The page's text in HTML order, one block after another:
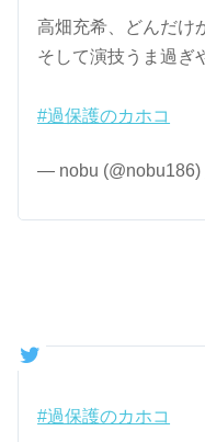
高畑充希、どんだけ
そして演技うま過ぎ
#過保護のカホコ
— nobu (@nobu186)
#過保護のカホコ